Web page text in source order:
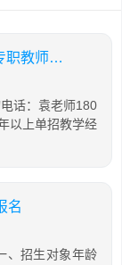
普华教育集训有10年以上单招教学经验专职教师领衔
话：袁老师180
以上单招教学经
名
、招生对象年龄